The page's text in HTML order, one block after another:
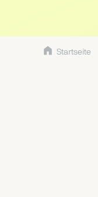
Startseite